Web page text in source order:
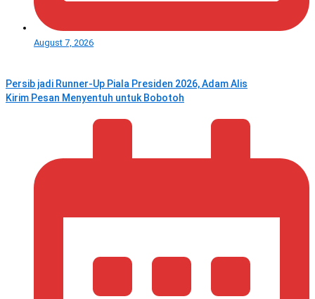
August 7, 2026
Persib jadi Runner-Up Piala Presiden 2026, Adam Alis
Kirim Pesan Menyentuh untuk Bobotoh